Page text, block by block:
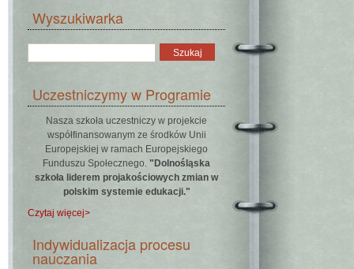
Wyszukiwarka
Uczestniczymy w Programie
Nasza szkoła uczestniczy w projekcie
współfinansowanym ze środków Unii
Europejskiej w ramach Europejskiego
Funduszu Społecznego. "Dolnośląska
szkoła liderem projakościowych zmian w
polskim systemie edukacji."
Czytaj więcej>
Indywidualizacja procesu
nauczania